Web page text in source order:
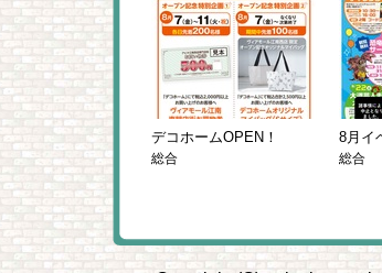
デコホームOPEN！
総合
8月イ
総合